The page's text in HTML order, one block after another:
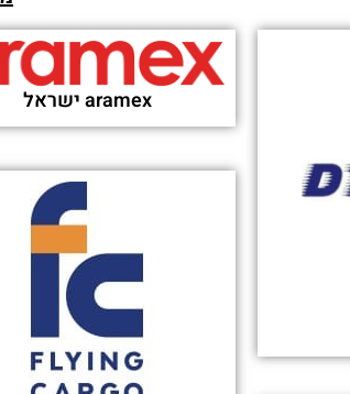
supplies to Jamaica - Fast Company
to grab your spot - Money Saving Expert
10 best meat delivery services you need to try - USA TODAY 10BEST
delivery option for customers - TheStreet
to the 70th Floor - The New York Times
פורסם בתאריך 29-09-2025